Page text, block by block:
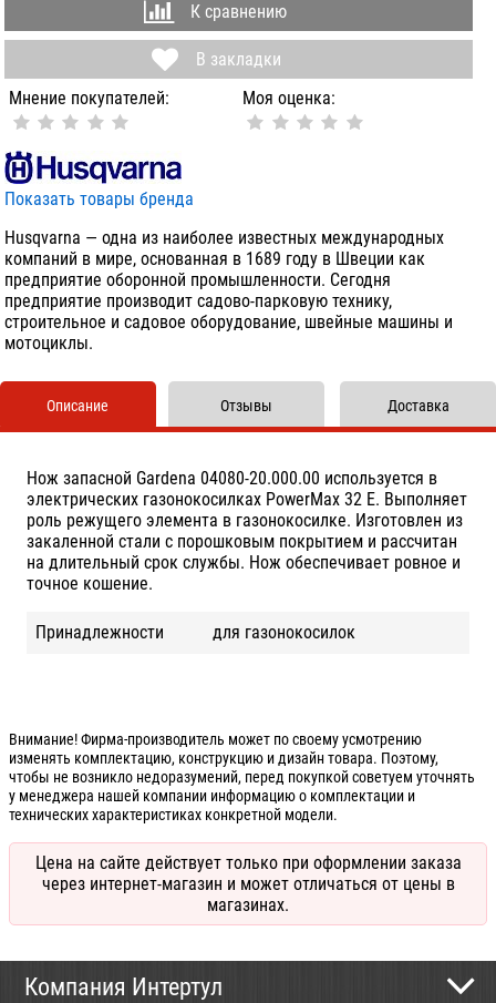
К сравнению
В закладки
Мнение покупателей:
Моя оценка:
Показать товары бренда
Husqvarna — одна из наиболее известных международных
компаний в мире, основанная в 1689 году в Швеции как
предприятие оборонной промышленности. Сегодня
предприятие производит садово-парковую технику,
строительное и садовое оборудование, швейные машины и
мотоциклы.
Описание
Нож запасной Gardena 04080-20.000.00 используется в
электрических газонокосилках PowerMax 32 E. Выполняет
роль режущего элемента в газонокосилке. Изготовлен из
закаленной стали с порошковым покрытием и рассчитан
на длительный срок службы. Нож обеспечивает ровное и
точное кошение.
Принадлежности для газонокосилок
Отзывы Доставка
Внимание! Фирма-производитель может по своему усмотрению
изменять комплектацию, конструкцию и дизайн товара. Поэтому,
чтобы не возникло недоразумений, перед покупкой советуем уточнять
у менеджера нашей компании информацию о комплектации и
технических характеристиках конкретной модели.
Цена на сайте действует только при оформлении заказа
через интернет-магазин и может отличаться от цены в
магазинах.
Компания Интертул